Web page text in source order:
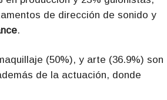
de dirección de sonido y
.
(50%), y arte (36.9%) son
de la actuación, donde